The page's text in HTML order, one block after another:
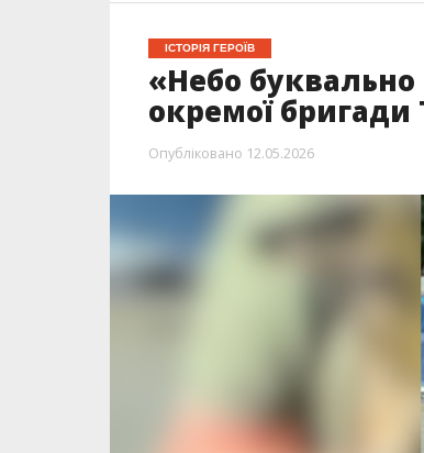
ІСТОРІЯ ГЕРОЇВ
«Небо буквально
окремої
Опубліковано 12.05.2026